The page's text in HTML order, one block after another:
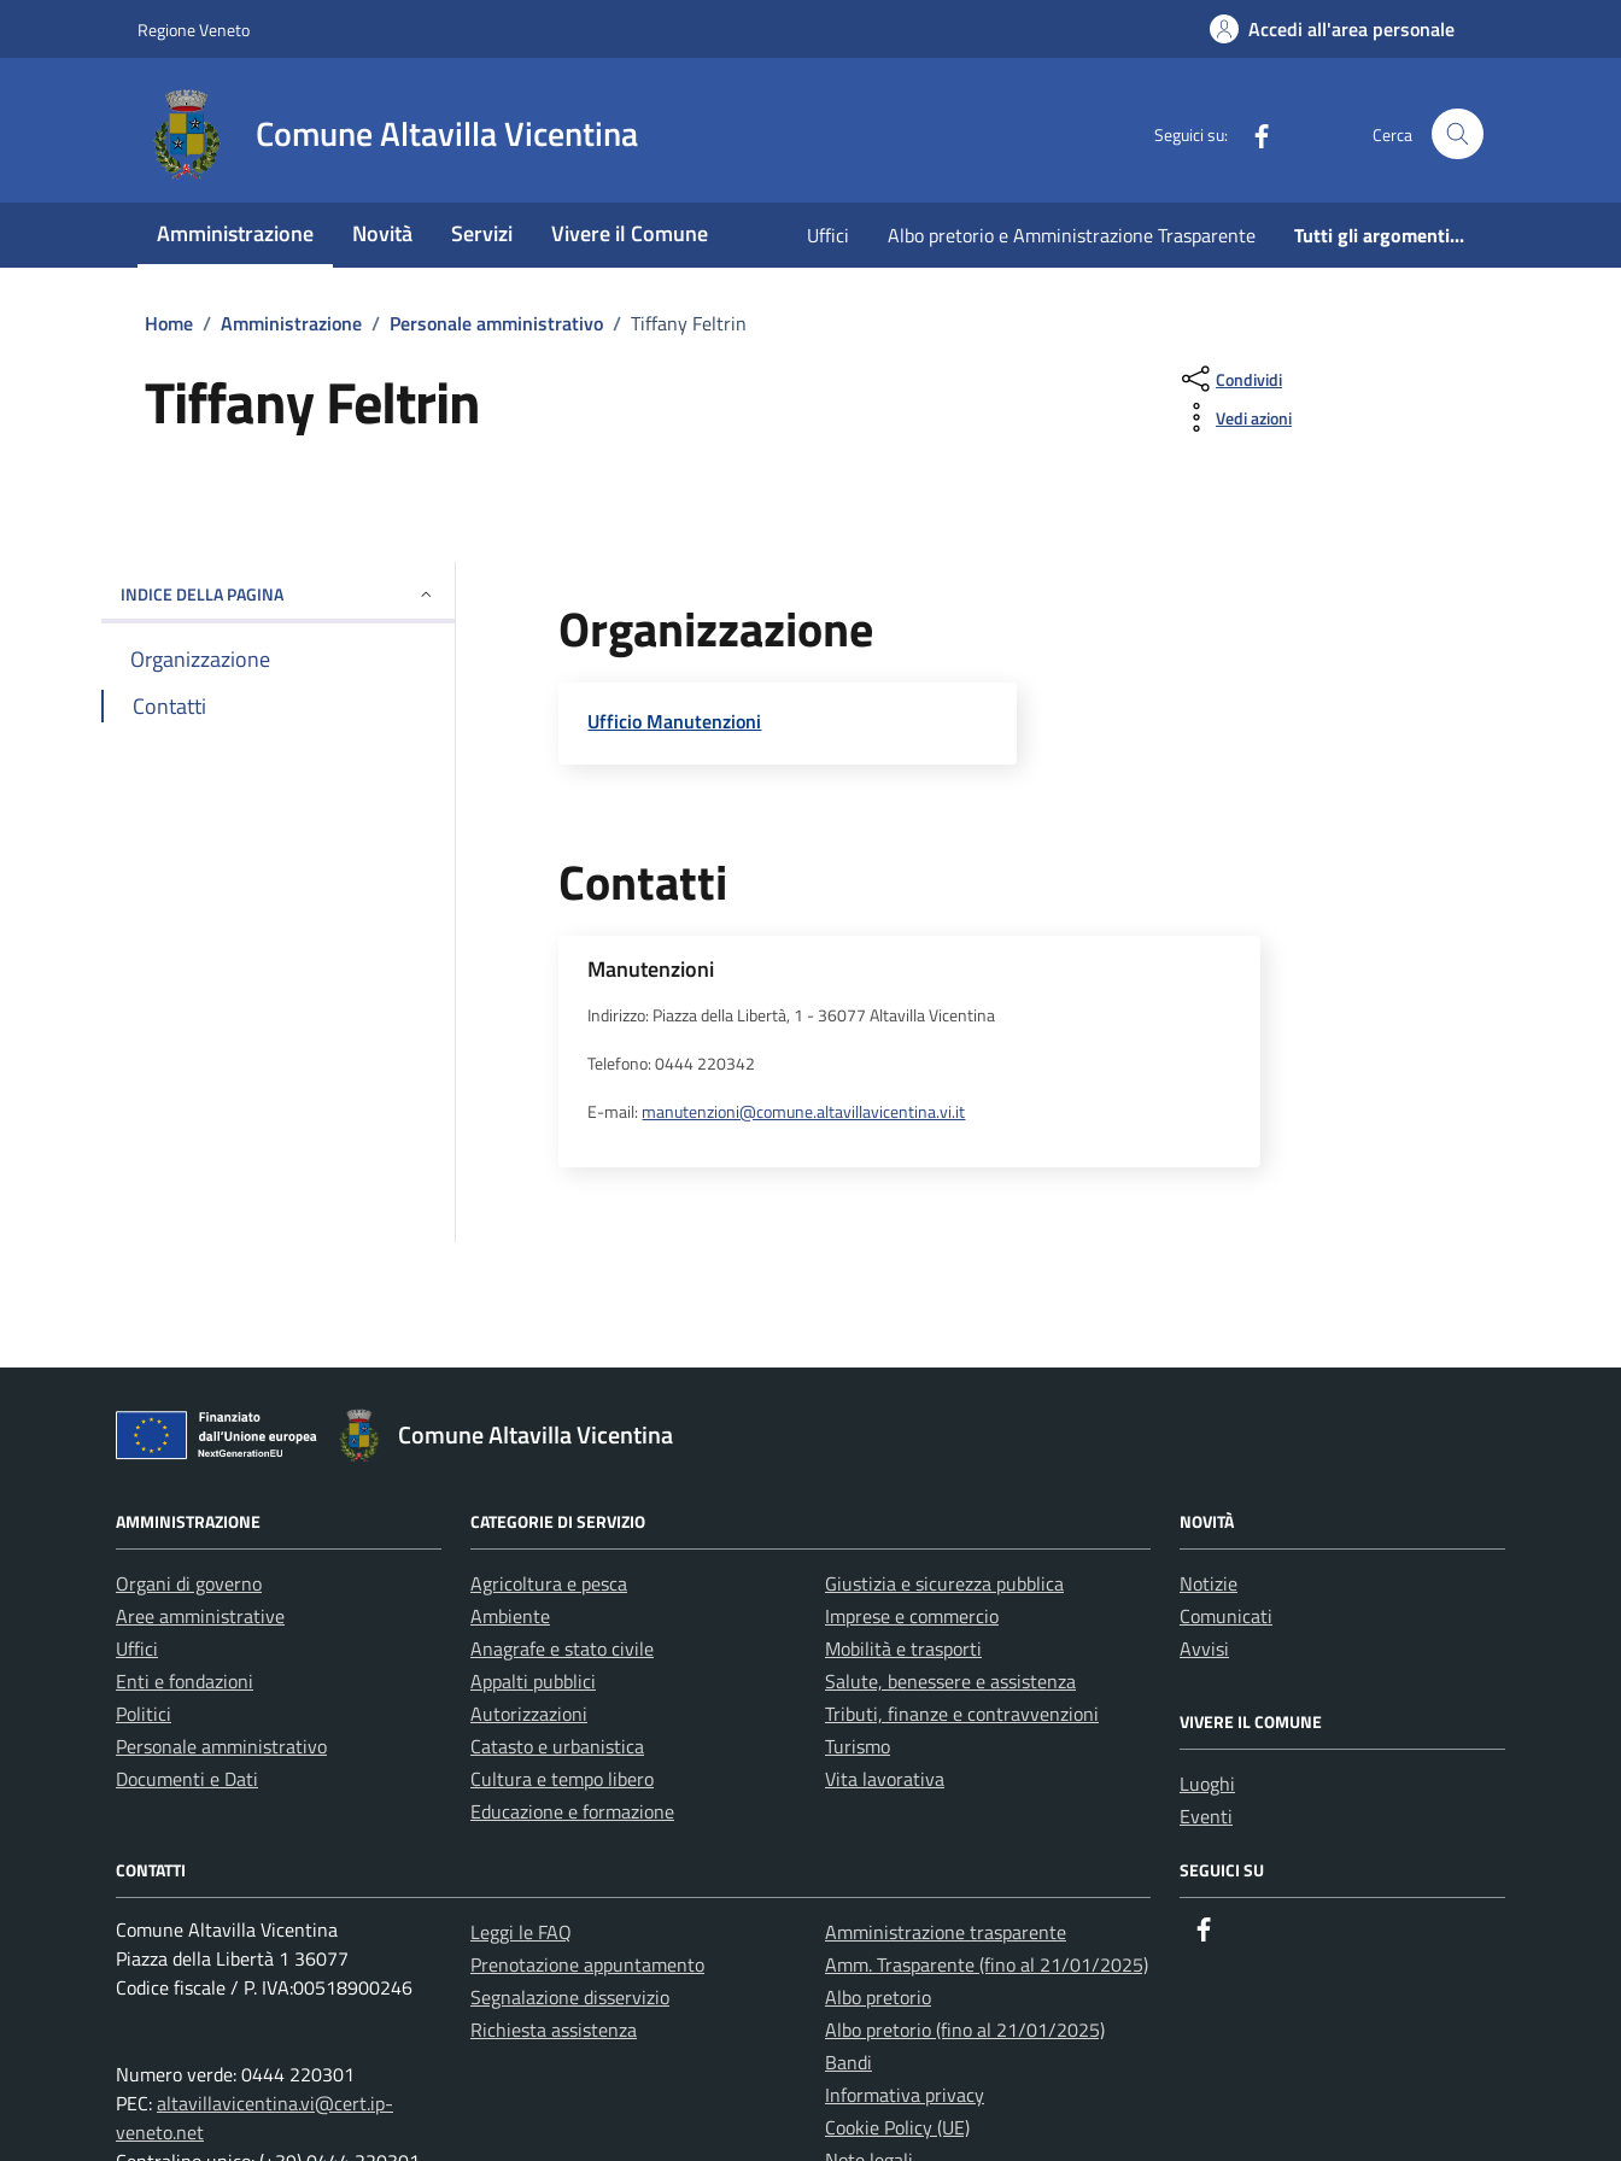
Regione Veneto Accedi all'area personale
Comune Altavilla Vicentina Seguici su: Cerca
Amministrazione Novità Servizi Vivere il Comune Uffici Albo pretorio e Amministrazione Trasparente Tutti gli argomenti...
Home / Amministrazione / Personale amministrativo / Tiffany Feltrin
Tiffany Feltrin
Condividi
Vedi azioni
INDICE DELLA PAGINA
Organizzazione
Contatti
Organizzazione
Ufficio Manutenzioni
Contatti
Manutenzioni
Indirizzo: Piazza della Libertà, 1 - 36077 Altavilla Vicentina
Telefono: 0444 220342
E-mail: manutenzioni@comune.altavillavicentina.vi.it
Comune Altavilla Vicentina
AMMINISTRAZIONE
Organi di governo
Aree amministrative
Uffici
Enti e fondazioni
Politici
Personale amministrativo
Documenti e Dati
CATEGORIE DI SERVIZIO
Agricoltura e pesca
Ambiente
Anagrafe e stato civile
Appalti pubblici
Autorizzazioni
Catasto e urbanistica
Cultura e tempo libero
Educazione e formazione
Giustizia e sicurezza pubblica
Imprese e commercio
Mobilità e trasporti
Salute, benessere e assistenza
Tributi, finanze e contravvenzioni
Turismo
Vita lavorativa
NOVITÀ
Notizie
Comunicati
Avvisi
VIVERE IL COMUNE
Luoghi
Eventi
CONTATTI
Comune Altavilla Vicentina
Piazza della Libertà 1 36077
Codice fiscale / P. IVA:00518900246
Numero verde: 0444 220301
PEC:altavillavicentina.vi@cert.ip-
veneto.net
Leggi le FAQ
Prenotazione appuntamento
Segnalazione disservizio
Richiesta assistenza
Amministrazione trasparente
Amm. Trasparente (fino al 21/01/2025)
Albo pretorio
Albo pretorio (fino al 21/01/2025)
Bandi
Informativa privacy
Cookie Policy (UE)
SEGUICI SU